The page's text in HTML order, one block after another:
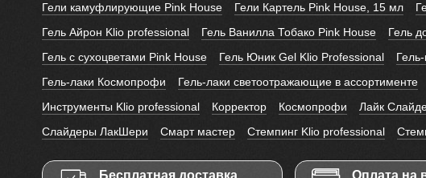
Гели камуфлирующие Pink House
Гели Картель Pink House, 15 мл
Гель Айрон Klio professional
Гель Ванилла Тобако Pink House Гель
Гель с сухоцветами Pink House
Гель Юник Gel Klio Professional
Гель-лаки Космопрофи
Гель-лаки светоотражающие в ассортименте
Инструменты Klio professional
Корректор Космопрофи Лайк
Слайдеры ЛакШери
Смарт мастер Стемпинг Klio professional